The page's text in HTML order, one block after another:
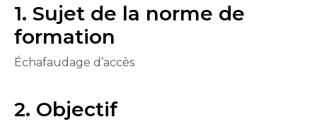
1. Sujet de la norme de
formation
Échafaudage d’accès
2. Objectif